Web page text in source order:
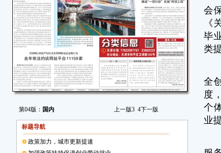
第04版： 国内 上一版3 4下一版
标题导航
政策加力，城市更新提速
会
《
毕
类
全
度
个
业